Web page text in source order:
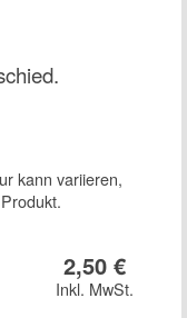
kann variieren,
2,50 €
Inkl. MwSt.